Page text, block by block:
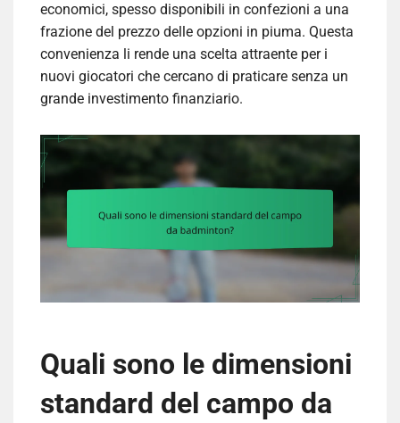
economici, spesso disponibili in confezioni a una
frazione del prezzo delle opzioni in piuma. Questa
convenienza li rende una scelta attraente per i
nuovi giocatori che cercano di praticare senza un
grande investimento finanziario.
Quali sono le dimensioni
standard del campo da